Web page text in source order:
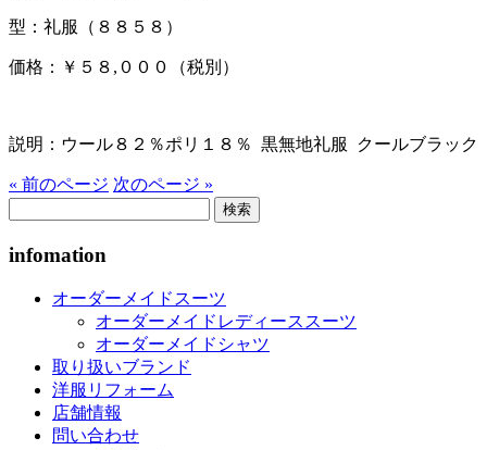
型：礼服（８８５８）
価格：￥５８,０００（税別）
説明：ウール８２％ポリ１８％ 黒無地礼服 クールブラック
« 前のページ 次のページ »
infomation
オーダーメイドスーツ
オーダーメイドレディーススーツ
オーダーメイドシャツ
取り扱いブランド
洋服リフォーム
店舗情報
問い合わせ